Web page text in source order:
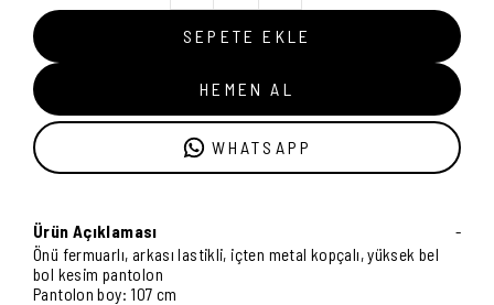
SEPETE EKLE
HEMEN AL
WHATSAPP
Ürün Açıklaması
-
Önü fermuarlı, arkası lastikli, içten metal kopçalı, yüksek bel
bol kesim pantolon
Pantolon boy: 107 cm